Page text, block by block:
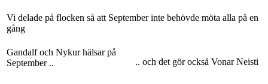
Vi delade på flocken så att September inte behövde möta alla på en
gång
Gandalf och Nykur hälsar på
September ..
.. och det gör också Vonar Neisti